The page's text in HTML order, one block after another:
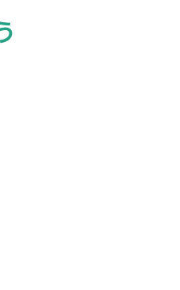
后每一次领取新的入札
的是： 门口电话应该怎
问题？ 要不要准备很多